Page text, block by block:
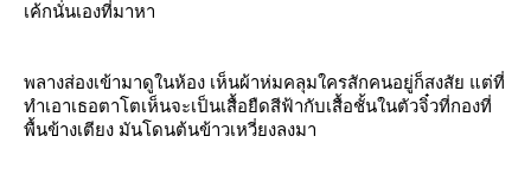
เค้กนั่นเองที่มาหา
พลางส่องเข้ามาดูในห้อง เห็นผ้าห่มคลุมใครสักคนอยู่ก็สงสัย แต่ที่
ทำเอาเธอตาโตเห็นจะเป็นเสื้อยืดสีฟ้ากับเสื้อชั้นในตัวจิ๋วที่กองที่
พื้นข้างเตียง มันโดนต้นข้าวเหวี่ยงลงมา